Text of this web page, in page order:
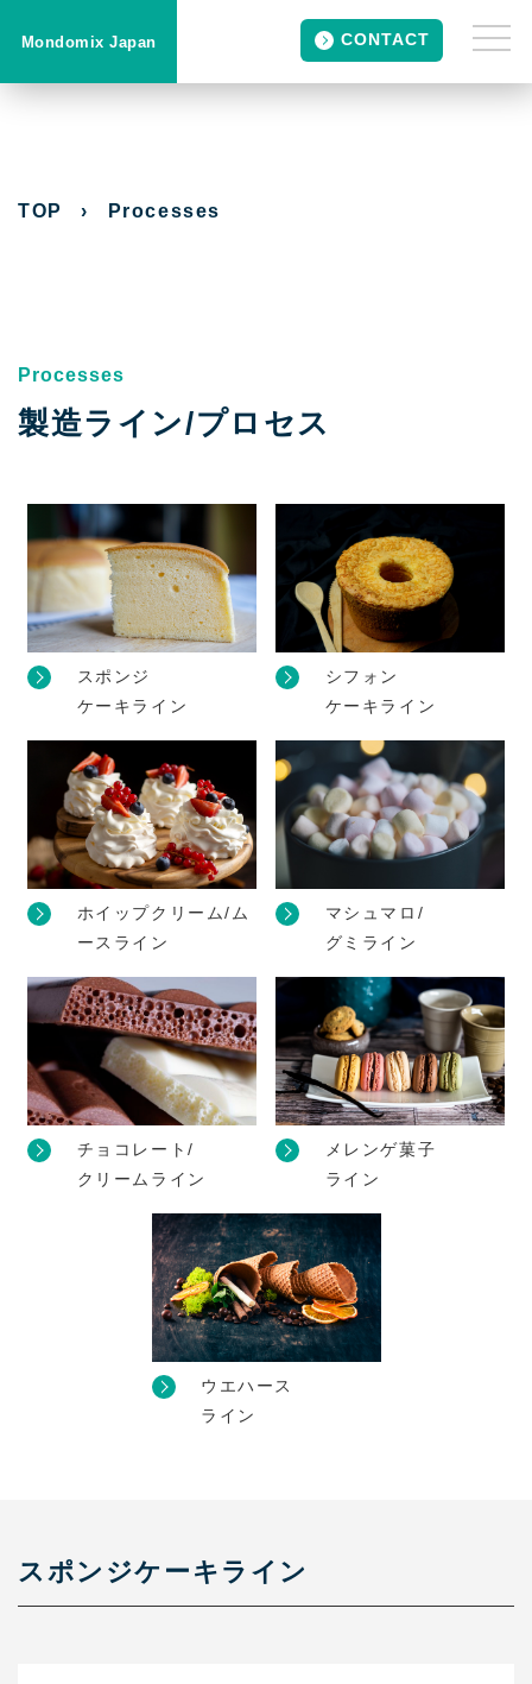
Mondomix Japan CONTACT
TOP › Processes
Processes
製造ライン/プロセス
スポンジ
ケーキライン
シフォン
ケーキライン
ホイップクリーム/ム
ースライン
マシュマロ/
グミライン
チョコレート/
クリームライン
メレンゲ菓子
ライン
ウエハース
ライン
スポンジケーキライン